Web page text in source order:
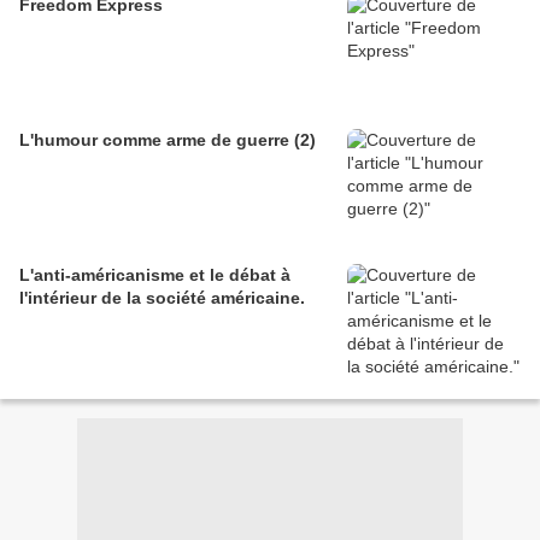
Freedom Express
L'humour comme arme de guerre (2)
L'anti-américanisme et le débat à
l'intérieur de la société américaine.